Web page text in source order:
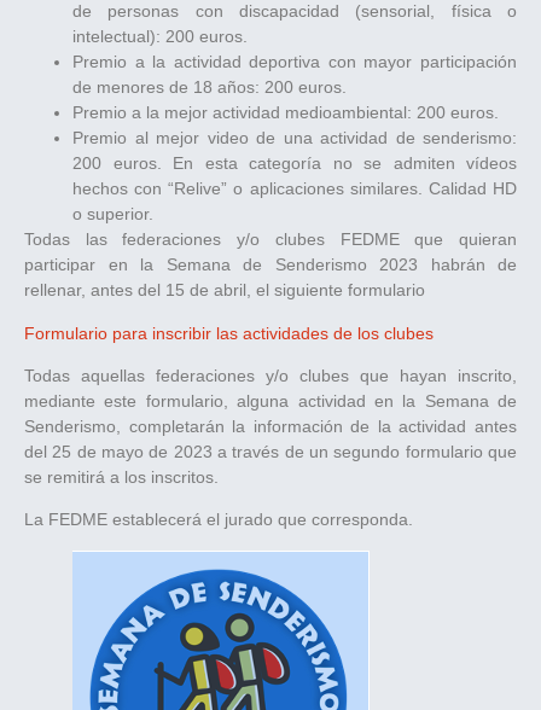
de personas con discapacidad (sensorial, física o
intelectual): 200 euros.
Premio a la actividad deportiva con mayor participación
de menores de 18 años: 200 euros.
Premio a la mejor actividad medioambiental: 200 euros.
Premio al mejor video de una actividad de senderismo:
200 euros. En esta categoría no se admiten vídeos
hechos con “Relive” o aplicaciones similares. Calidad HD
o superior.
Todas las federaciones y/o clubes FEDME que quieran
participar en la Semana de Senderismo 2023 habrán de
rellenar, antes del 15 de abril, el siguiente formulario
Formulario para inscribir las actividades de los clubes
Todas aquellas federaciones y/o clubes que hayan inscrito,
mediante este formulario, alguna actividad en la Semana de
Senderismo, completarán la información de la actividad antes
del 25 de mayo de 2023 a través de un segundo formulario que
se remitirá a los inscritos.
La FEDME establecerá el jurado que corresponda.